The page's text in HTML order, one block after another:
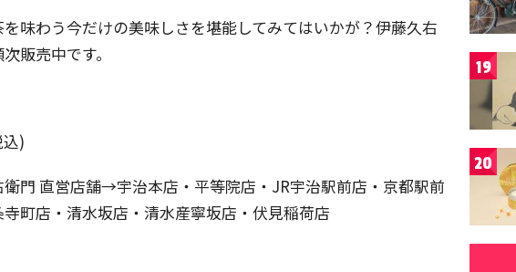
味わう今だけの美味しさを堪能してみてはいかが？伊藤久右
販売中です。
)
門 直営店舗→宇治本店・平等院店・JR宇治駅前店・京都駅前
町店・清水坂店・清水産寧坂店・伏見稲荷店
19
20